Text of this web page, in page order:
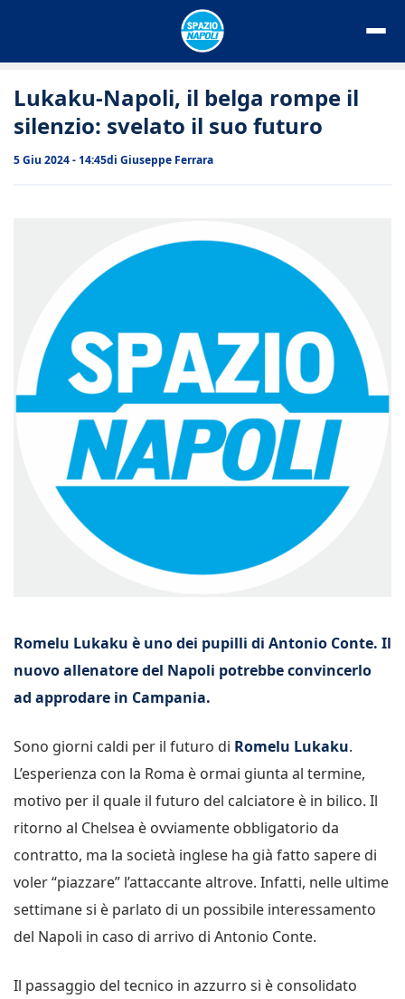
Lukaku-Napoli, il belga rompe il
silenzio: svelato il suo futuro
5 Giu 2024 - 14:45di Giuseppe Ferrara
Romelu Lukaku è uno dei pupilli di Antonio Conte. Il
nuovo allenatore del Napoli potrebbe convincerlo
ad approdare in Campania.
Sono giorni caldi per il futuro di Romelu Lukaku.
L’esperienza con la Roma è ormai giunta al termine,
motivo per il quale il futuro del calciatore è in bilico. Il
ritorno al Chelsea è ovviamente obbligatorio da
contratto, ma la società inglese ha già fatto sapere di
voler “piazzare” l’attaccante altrove. Infatti, nelle ultime
settimane si è parlato di un possibile interessamento
del Napoli in caso di arrivo di Antonio Conte.
Il passaggio del tecnico in azzurro si è consolidato